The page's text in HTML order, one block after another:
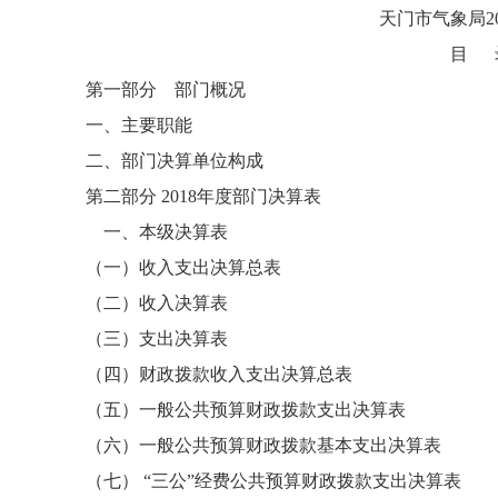
天门市气象局2018部
目
第一部分 部门概况
一、主要职能
二、部门决算单位构成
第二部分 2018年度部门决算表
一、本级决算表
（一）收入支出决算总表
（二）收入决算表
（三）支出决算表
（四）财政拨款收入支出决算总表
（五）一般公共预算财政拨款支出决算表
（六）一般公共预算财政拨款基本支出决算表
（七） “三公”经费公共预算财政拨款支出决算表